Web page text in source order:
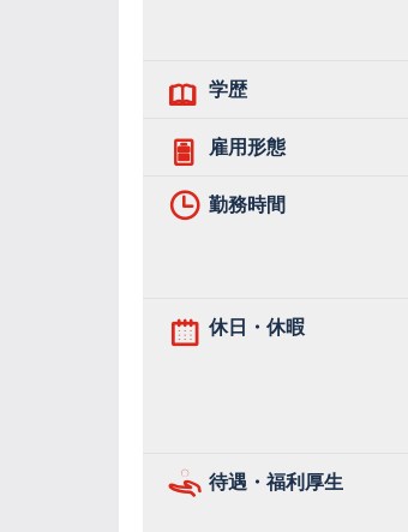
学歴
雇用形態
勤務時間
休日・休暇
待遇・福利厚生